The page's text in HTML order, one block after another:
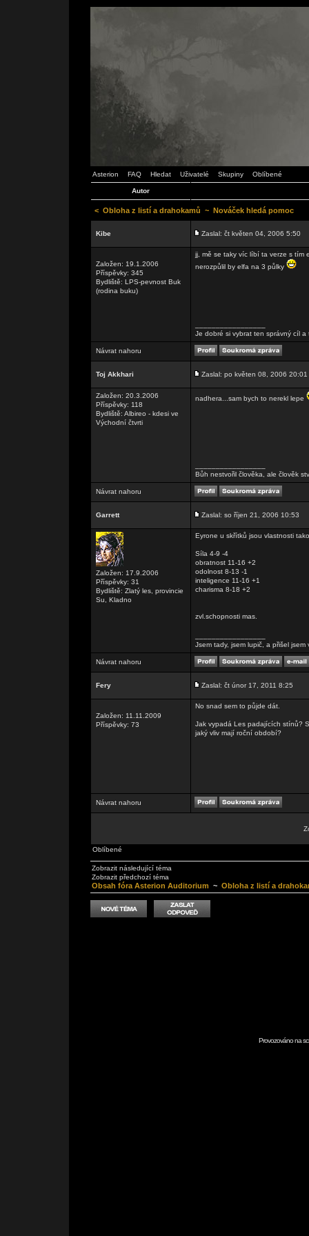
Asterion FAQ Hledat Uživatelé Skupiny Oblíbené
Autor
< Obloha z listí a drahokamů ~ Nováček hledá pomoc
Kibe Zaslal: čt květen 04, 2006 5:50
Založen: 19.1.2006
Příspěvky: 345
Bydliště: LPS-pevnost Buk
(rodina buku)
jj, mě se taky víc líbí ta verze s tím
nerozpůlil by elfa na 3 půlky
Je dobré si vybrat ten správný cíl
Návrat nahoru
Toj Akkhari Zaslal: po květen 08, 2006 20:01
Založen: 20.3.2006
Příspěvky: 118
Bydliště: Albireo - kdesi ve
Východní čtvrti
nadhera...sam bych to nerekl lepe
Bůh nestvořil člověka, ale člověk
Návrat nahoru
Garrett Zaslal: so říjen 21, 2006 10:53
Založen: 17.9.2006
Příspěvky: 31
Bydliště: Zlatý les, provincie
Su, Kladno
Eyrone u skřítků jsou vlastnosti
Síla 4-9 -4
obratnost 11-16 +2
odolnost 8-13 -1
inteligence 11-16 +1
charisma 8-18 +2
zvl.schopnosti mas.
Jsem tady, jsem lupič, a přišel
Návrat nahoru
Fery Zaslal: čt únor 17, 2011 8:25
Založen: 11.11.2009
Příspěvky: 73
No snad sem to půjde dát.
Jak vypadá Les padajících stínů?
jaký vliv mají roční období?
Návrat nahoru
Oblíbené
Zobrazit následující téma
Zobrazit předchozí téma
Obsah fóra Asterion Auditorium ~ Obloha z listí a
Provozováno na